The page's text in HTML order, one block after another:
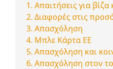
Απαιτήσεις για
Διαφορές στις
Απασχόληση
Μπλε Κάρτα ΕΕ
Απασχόληση και
Απασχόληση στον